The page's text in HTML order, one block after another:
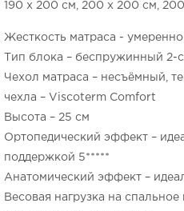
190 x 200 см, 200 x 200 см,
Жесткость матраса - умеренно
Тип блока – беспружинный 2-
Чехол матраса – несъёмный,
чехла – Viscoterm Comfort
Высота – 25 см
Ортопедический эффект –
поддержкой 5*****
Анатомический эффект –
Весовая нагрузка на спальное